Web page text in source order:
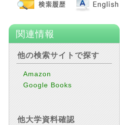
関連情報
他の検索サイトで探す
Amazon
Google Books
他大学資料確認